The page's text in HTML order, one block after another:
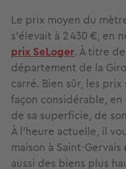
Le prix moyen du
s’élevait à 2 430 €, en
prix SeLoger. À titre
département de la
carré. Bien sûr, les
façon considérable,
de sa superficie, de
À l’heure actuelle, il
maison à Saint-Gervais
aussi des biens plus